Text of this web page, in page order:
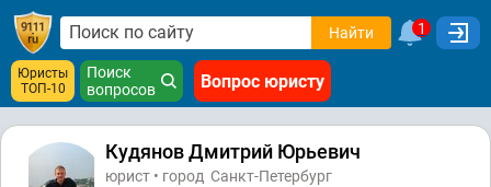
Найти 1
Юристы
ТОП-10
Поиск
вопросов
Вопрос юристу
Кудянов Дмитрий Юрьевич
юрист • город Санкт-Петербург